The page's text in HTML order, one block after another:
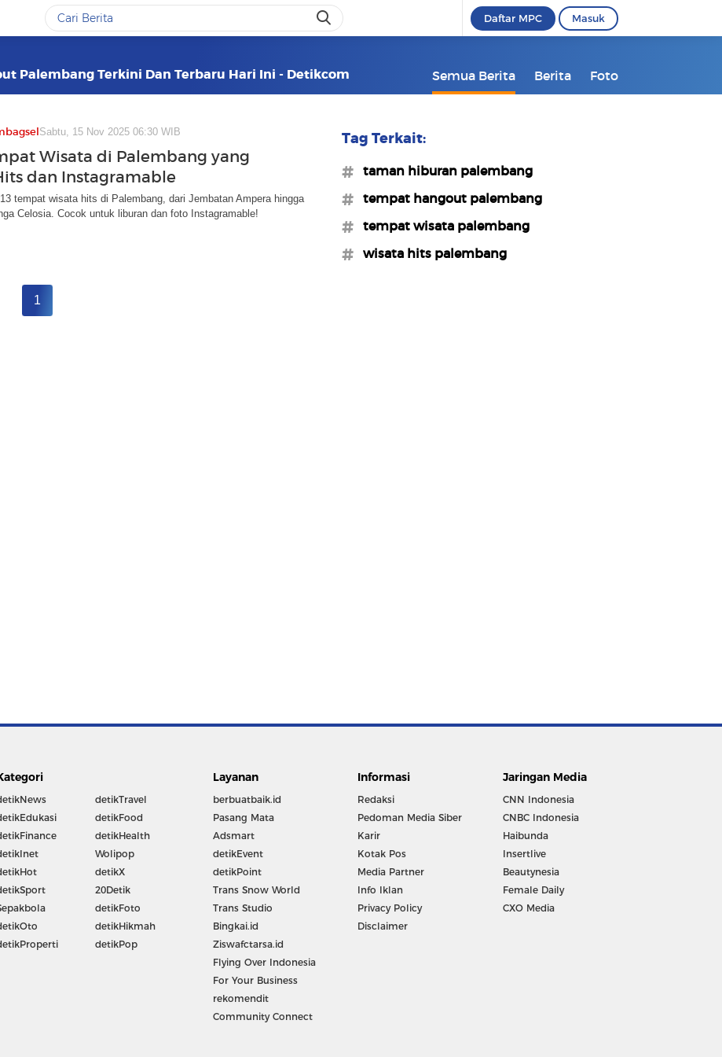
Daftar MPC Masuk
Palembang Terkini Dan Terbaru Hari Ini - Detikcom Semua Berita Berita Foto
Sabtu, 15 Nov 2025 06:30 WIB
Wisata di Palembang yang
dan Instagramable
tempat wisata hits di Palembang, dari Jembatan Ampera hingga
Celosia. Cocok untuk liburan dan foto Instagramable!
1
Tag Terkait:
#taman hiburan palembang
#tempat hangout palembang
#tempat wisata palembang
#wisata hits palembang
detikTravel
detikFood
detikHealth
Wolipop
detikX
20Detik
detikFoto
detikHikmah
detikPop
Layanan
berbuatbaik.id
Pasang Mata
Adsmart
detikEvent
detikPoint
Trans Snow World
Trans Studio
Bingkai.id
Ziswafctarsa.id
Flying Over Indonesia
For Your Business
rekomendit
Community Connect
Informasi
Redaksi
Pedoman Media Siber
Karir
Kotak Pos
Media Partner
Info Iklan
Privacy Policy
Disclaimer
Jaringan Media
CNN Indonesia
CNBC Indonesia
Haibunda
Insertlive
Beautynesia
Female Daily
CXO Media